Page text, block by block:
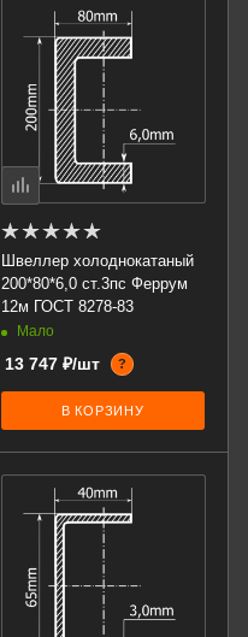
Швеллер холоднокатаный
200*80*6,0 ст.3пс Феррум
12м ГОСТ 8278-83
Мало
13 747 ₽/шт ?
В КОРЗИНУ